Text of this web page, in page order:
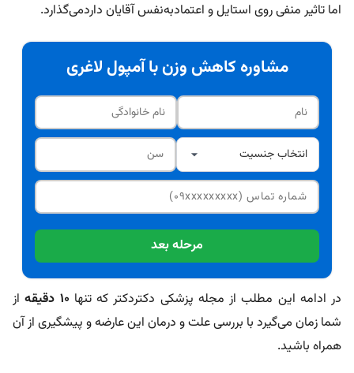
اما تاثیر منفی روی استایل و اعتمادبه‌نفس آقایان داردمی‌گذارد.
مشاوره کاهش وزن با آمپول لاغری
مرحله بعد
در ادامه این مطلب از مجله پزشکی دکتردکتر که تنها10 دقیقه
از
شما زمان می‌گیرد با بررسی علت و درمان این عارضه و پیشگیری از آن
همراه باشید.